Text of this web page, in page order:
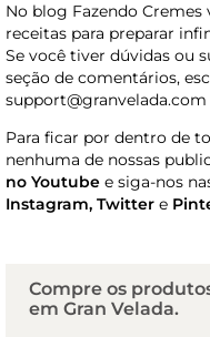
No blog Fazendo
receitas para preparar
Se você tiver dúvidas ou
seção de comentários,
Para ficar por dentro de
nenhuma de nossas
no Youtube e siga-nos
Instagram, Twitter e
Compre os
em Gran Velada.